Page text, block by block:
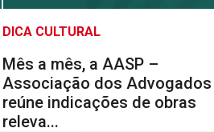
DICA CULTURAL
Mês a mês, a AASP –
Associação dos Advogados
reúne indicações de obras
releva...